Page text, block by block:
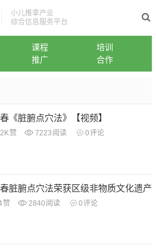
小儿推拿产业
综合信息服务平台
课程
培训
推广 合作
《脏腑点穴法》【视频】
赞 7223 阅读 0评论
脏腑点穴法荣获区级非物质文化遗产
赞 2840 阅读 0评论